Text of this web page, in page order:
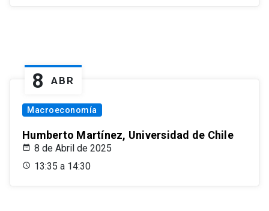
8 ABR
Macroeconomía
Humberto Martínez, Universidad de Chile
8 de Abril de 2025
13:35 a 14:30